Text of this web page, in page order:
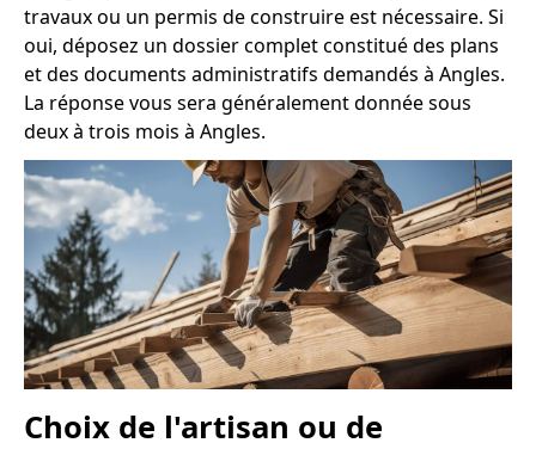
travaux ou un permis de construire est nécessaire. Si
oui, déposez un dossier complet constitué des plans
et des documents administratifs demandés à Angles.
La réponse vous sera généralement donnée sous
deux à trois mois à Angles.
Choix de l'artisan ou de